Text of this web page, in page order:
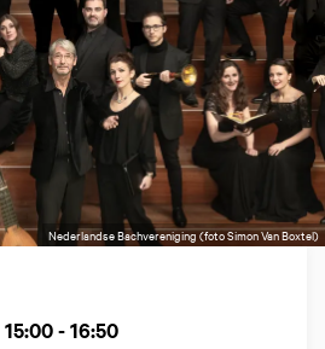
Nederlandse Bachvereniging (foto Simon Van Boxtel)
15:00 - 16:50